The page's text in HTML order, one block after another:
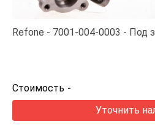
Refone 7001-004-0003 Под
Стоимость -
Уточнить